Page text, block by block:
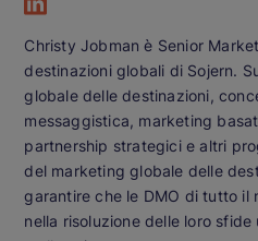
Christy Jobman è Senior
destinazioni globali di Sojern.
globale delle destinazioni,
messaggistica, marketing
partnership strategici e altri
del marketing globale delle
garantire che le DMO di tutto il
nella risoluzione delle loro